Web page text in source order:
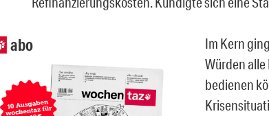
abo
Im Kern
Würden
bedienen